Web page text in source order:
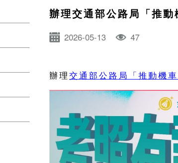
辦理交通部公路局「推
2026-05-13 47
辦理交通部公路局「推動機